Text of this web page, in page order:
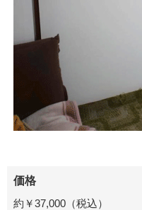
価格
約￥37,000（税込）